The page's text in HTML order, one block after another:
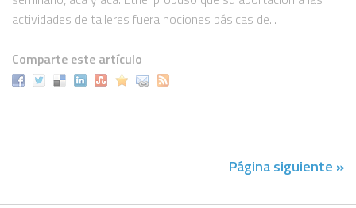
actividades de talleres fuera nociones básicas de...
Comparte este artículo
Página siguiente »